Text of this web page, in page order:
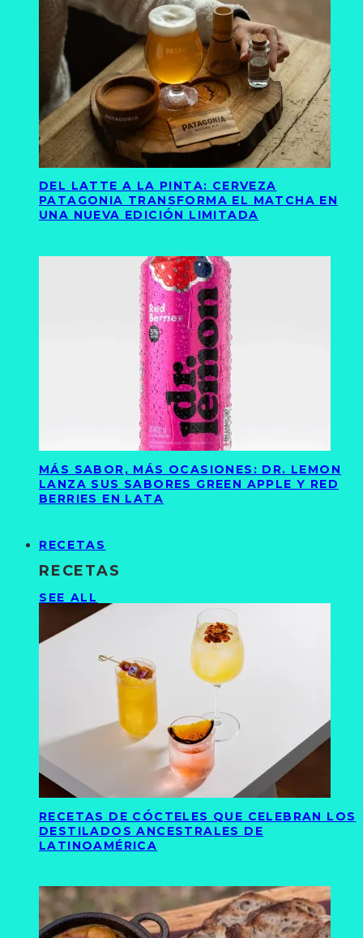
DEL LATTE A LA PINTA: CERVEZA
PATAGONIA TRANSFORMA EL MATCHA EN
UNA NUEVA EDICIÓN LIMITADA
MÁS SABOR, MÁS OCASIONES: DR. LEMON
LANZA SUS SABORES GREEN APPLE Y RED
BERRIES EN LATA
RECETAS
RECETAS
SEE ALL
RECETAS DE CÓCTELES QUE CELEBRAN LOS
DESTILADOS ANCESTRALES DE
LATINOAMÉRICA